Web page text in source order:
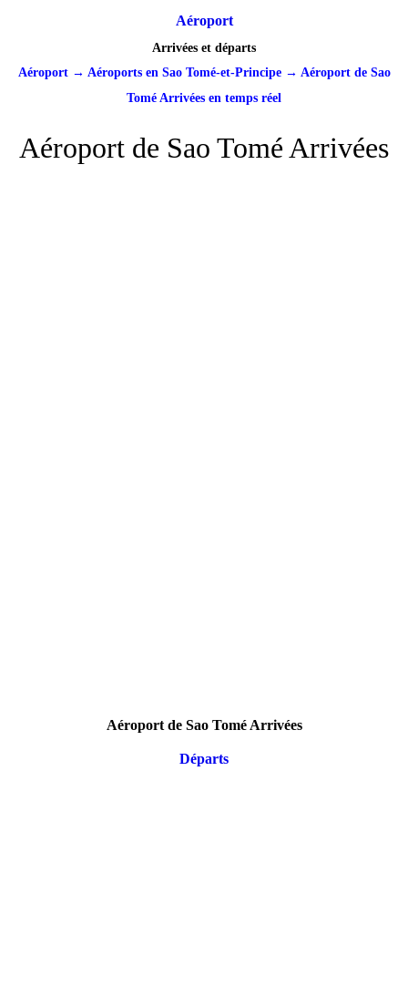
Aéroport
Arrivées et départs
Aéroport→ Aéroports en Sao Tomé-et-Principe→ Aéroport de Sao
Tomé Arrivées en temps réel
Aéroport de Sao Tomé Arrivées
Aéroport de Sao Tomé Arrivées
Départs